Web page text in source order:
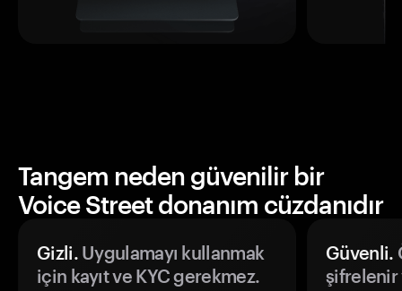
Tangem neden güvenilir bir
Voice Street donanım cüzdanıdır
Gizli.Uygulamayı kullanmak
için kayıt ve KYC gerekmez.
Güvenli.
şifrelenir